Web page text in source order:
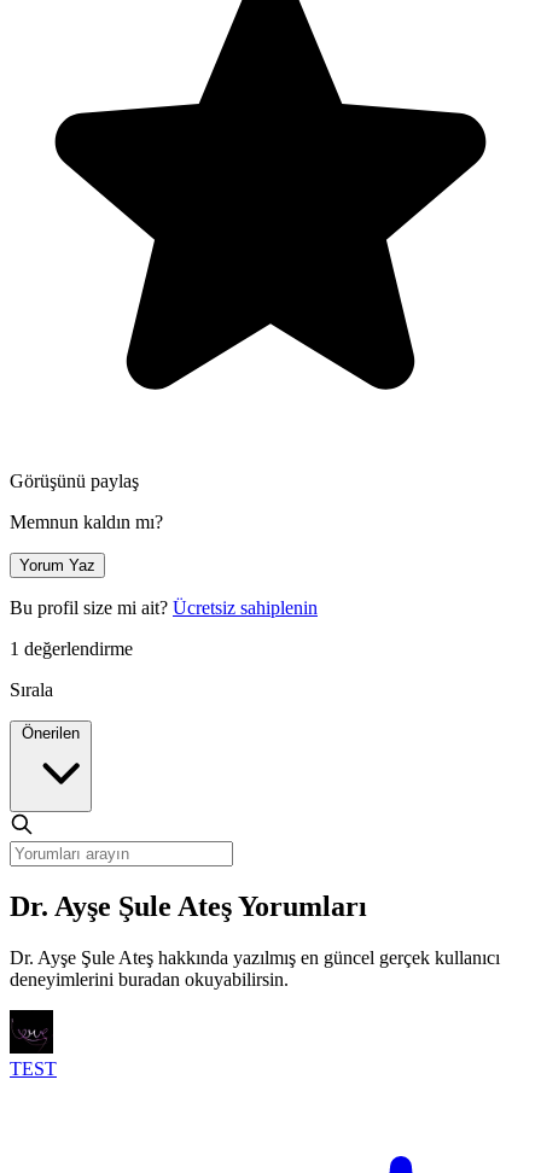
Görüşünü paylaş
Memnun kaldın mı?
Yorum Yaz
Bu profil size mi ait? Ücretsiz sahiplenin
1 değerlendirme
Sırala
Dr. Ayşe Şule Ateş Yorumları
Dr. Ayşe Şule Ateş hakkında yazılmış en güncel gerçek kullanıcı
deneyimlerini buradan okuyabilirsin.
TEST